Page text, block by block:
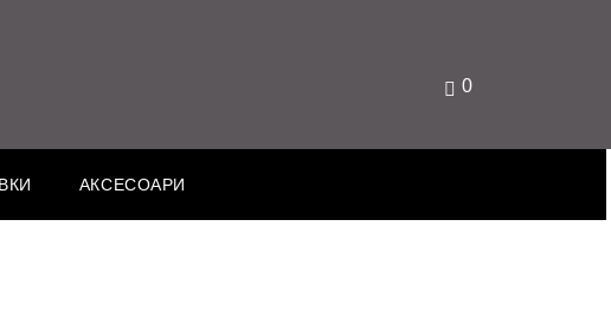
0
АКСЕСОАРИ